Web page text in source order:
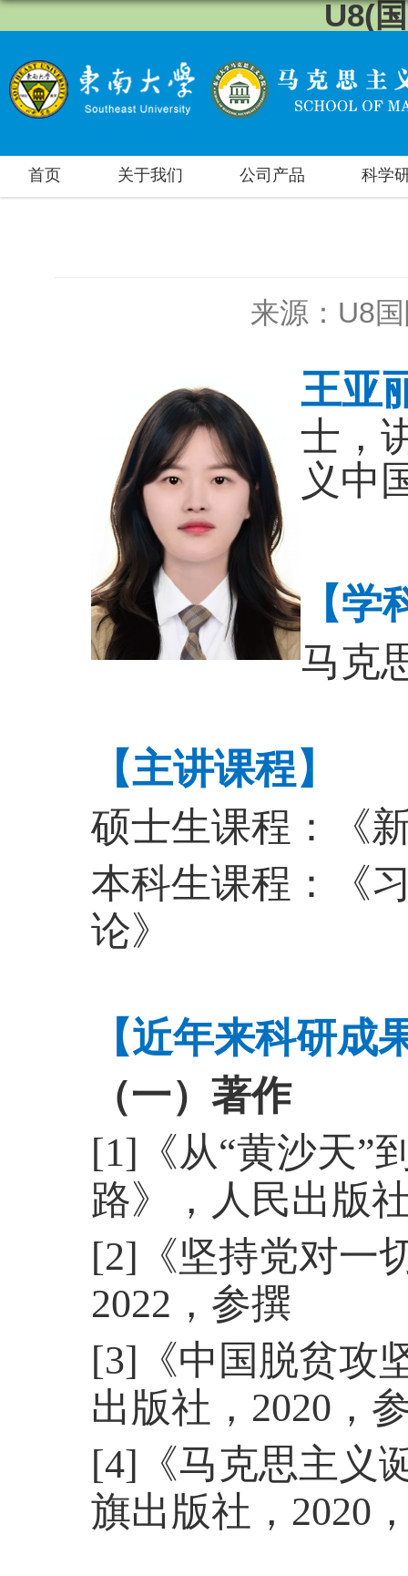
U8(
首页 关于我们 公司产品 科学
来源：U8
王亚
士，
义中
【学
马克
【主讲课程】
硕士生课程：《
本科生课程：《
论》
【近年来科研成
（一）著作
[1]《从“黄沙天”
路》，人民出版
[2]《坚持党对一
2022，参撰
[3]《中国脱贫攻
出版社，2020，
[4]《马克思主义
旗出版社，2020